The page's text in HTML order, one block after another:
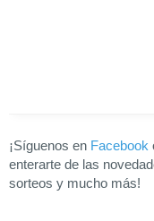
¡Síguenos en Facebook
enterarte de las
sorteos y mucho más!